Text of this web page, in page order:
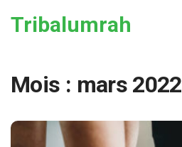
Tribalumrah
Mois : mars 2022